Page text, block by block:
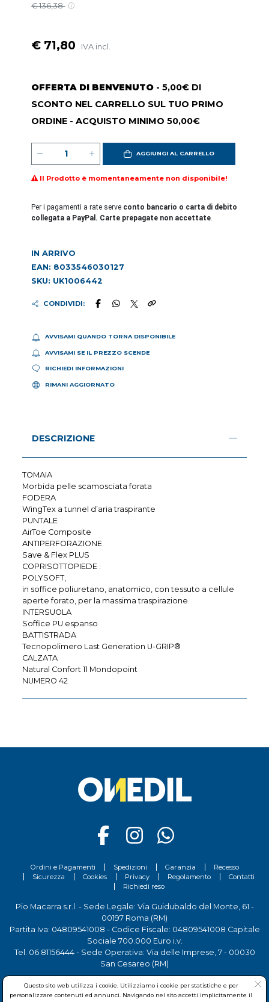
€ 136,38
€ 71,80 IVA incl.
OFFERTA DI BENVENUTO - 5,00€ DI
SCONTO NEL CARRELLO SUL TUO PRIMO
ORDINE - ACQUISTO MINIMO 50,00€
AGGIUNGI AL CARRELLO
Il Prodotto è momentaneamente non disponibile!
Per i pagamenti a rate serve conto bancario o carta di debito
collegata a PayPal. Carte prepagate non accettate.
IN ARRIVO
EAN: 8033546030127
SKU: UK1006442
CONDIVIDI:
AVVISAMI QUANDO TORNA DISPONIBILE
AVVISAMI SE IL PREZZO SCENDE
RICHIEDI INFORMAZIONI
RIMANI AGGIORNATO
DESCRIZIONE
TOMAIA
Morbida pelle scamosciata forata
FODERA
WingTex a tunnel d’aria traspirante
PUNTALE
AirToe Composite
ANTIPERFORAZIONE
Save & Flex PLUS
COPRISOTTOPIEDE :
POLYSOFT,
in soffice poliuretano, anatomico, con tessuto a cellule
aperte forato, per la massima traspirazione
INTERSUOLA
Soffice PU espanso
BATTISTRADA
Tecnopolimero Last Generation U-GRIP®
CALZATA
Natural Confort 11 Mondopoint
NUMERO 42
Ordini e Pagamenti Spedizioni Garanzia
Recesso
Sicurezza
Cookies Privacy Regolamento
Contatti
Richiedi reso
Pio Macarra s.r.l. - Sede Legale: Via Guidubaldo del Monte, 61 -
00197 Roma (RM)
Partita Iva: 04809541008 - Codice Fiscale: 04809541008 Capitale
Sociale 700.000 Euro i.v.
Tel. 06 81156444- Sede Operativa: Via delle Imprese, 7 - 00030
San Cesareo (RM)
Questo sito web utilizza i cookie. Utilizziamo i cookie per statistiche e per
personalizzare contenuti ed annunci. Navigando nel sito accetti implicitamente il